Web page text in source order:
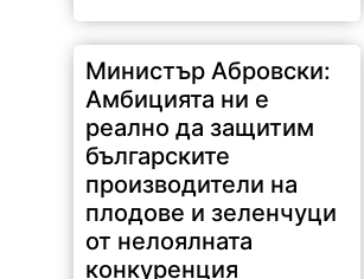
Министър Абровски:
Амбицията ни е
реално да защитим
българските
производители на
плодове и зеленчуци
от нелоялната
конкуренция